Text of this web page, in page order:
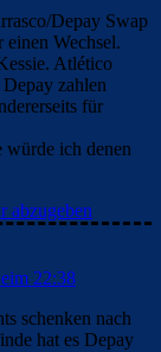
Depay Swap
Wechsel.
Atlético
zahlen
für
würde ich denen
abzugeben
22:38
schenken nach
hat es Depay